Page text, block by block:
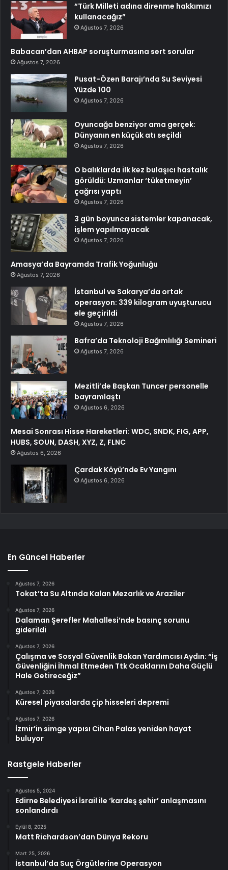
“Türk Milleti adına direnme hakkımızı
kullanacağız”
Ağustos 7, 2026
Babacan’dan AHBAP soruşturmasına sert sorular
Ağustos 7, 2026
Pusat-Özen Barajı’nda Su Seviyesi
Yüzde 100
Ağustos 7, 2026
Oyuncağa benziyor ama gerçek:
Dünyanın en küçük atı seçildi
Ağustos 7, 2026
O balıklarda ilk kez bulaşıcı hastalık
görüldü: Uzmanlar ‘tüketmeyin’
çağrısı yaptı
Ağustos 7, 2026
3 gün boyunca sistemler kapanacak,
işlem yapılmayacak
Ağustos 7, 2026
Amasya’da Bayramda Trafik Yoğunluğu
Ağustos 7, 2026
İstanbul ve Sakarya’da ortak
operasyon: 339 kilogram uyuşturucu
ele geçirildi
Ağustos 7, 2026
Bafra’da Teknoloji Bağımlılığı Semineri
Ağustos 7, 2026
Mezitli’de Başkan Tuncer personelle
bayramlaştı
Ağustos 6, 2026
Mesai Sonrası Hisse Hareketleri: WDC, SNDK, FIG, APP,
HUBS, SOUN, DASH, XYZ, Z, FLNC
Ağustos 6, 2026
Çardak Köyü’nde Ev Yangını
Ağustos 6, 2026
En Güncel Haberler
Ağustos 7, 2026
Tokat’ta Su Altında Kalan Mezarlık ve Araziler
Ağustos 7, 2026
Dalaman Şerefler Mahallesi’nde basınç sorunu
giderildi
Ağustos 7, 2026
Çalışma ve Sosyal Güvenlik Bakan Yardımcısı Aydın: “İş
Güvenliğini İhmal Etmeden Ttk Ocaklarını Daha Güçlü
Hale Getireceğiz”
Ağustos 7, 2026
Küresel piyasalarda çip hisseleri depremi
Ağustos 7, 2026
İzmir’in simge yapısı Cihan Palas yeniden hayat
buluyor
Rastgele Haberler
Ağustos 5, 2024
Edirne Belediyesi İsrail ile ‘kardeş şehir’ anlaşmasını
sonlandırdı
Eylül 8, 2025
Matt Richardson’dan Dünya Rekoru
Mart 25, 2026
İstanbul’da Suç Örgütlerine Operasyon